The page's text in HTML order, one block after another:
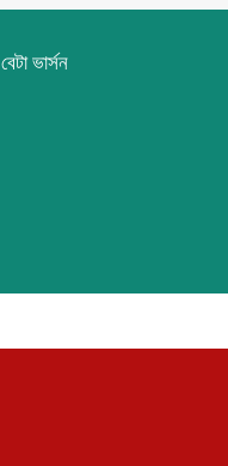
বেটা ভার্সন